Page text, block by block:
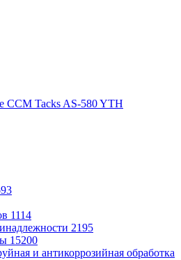
CCM Tacks AS-580 YTH
1114
2195
15200
и антикоррозийная обработка